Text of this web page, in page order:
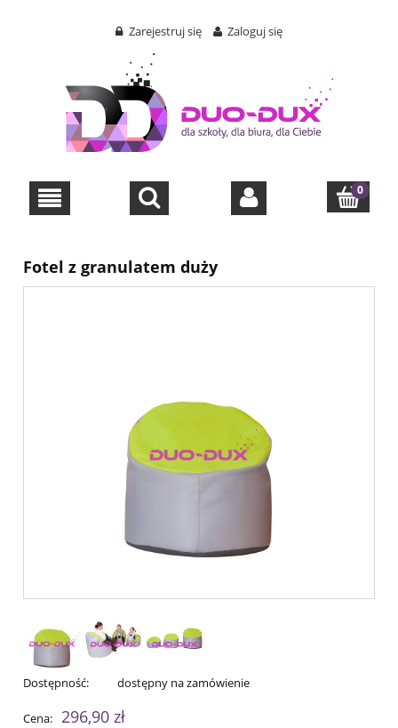
Zarejestruj się Zaloguj się
Fotel z granulatem duży
Dostępność: dostępny na zamówienie
Cena: 296,90 zł